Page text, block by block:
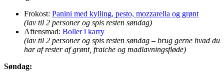
Frokost: Panini med kylling, pesto, mozzarella og grønt
(lav til 2 personer og spis resten søndag)
Aftensmad: Boller i karry
(lav til 2 personer og spis resten søndag – brug gerne hvad du
har af rester af grønt, fraiche og madlavningsfløde)
Søndag: